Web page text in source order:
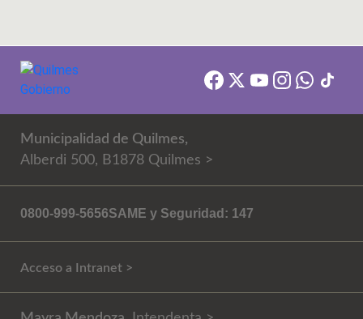
Municipalidad de Quilmes,
Alberdi 500, B1878 Quilmes >
0800-999-5656SAME y Seguridad: 147
Acceso a Intranet >